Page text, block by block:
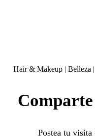
Hair & Makeup | Belleza |
Postea tu visita